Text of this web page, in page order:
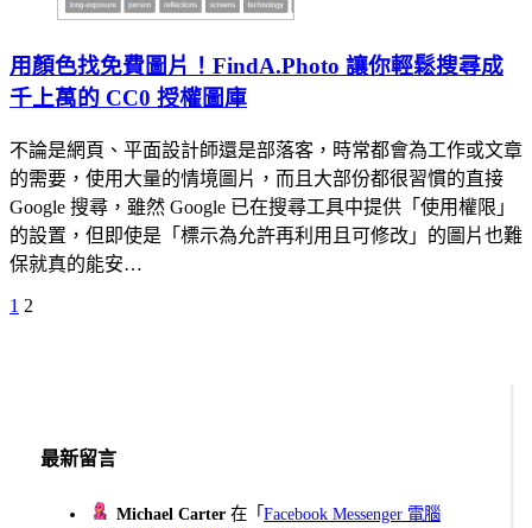
用顏色找免費圖片！FindA.Photo 讓你輕鬆搜尋成
千上萬的 CC0 授權圖庫
不論是網頁、平面設計師還是部落客，時常都會為工作或文章
的需要，使用大量的情境圖片，而且大部份都很習慣的直接
Google 搜尋，雖然 Google 已在搜尋工具中提供「使用權限」
的設置，但即使是「標示為允許再利用且可修改」的圖片也難
保就真的能安…
文
Previous
Page
1 Page
2
最新留言
Michael Carter 在「Facebook Messenger 電腦